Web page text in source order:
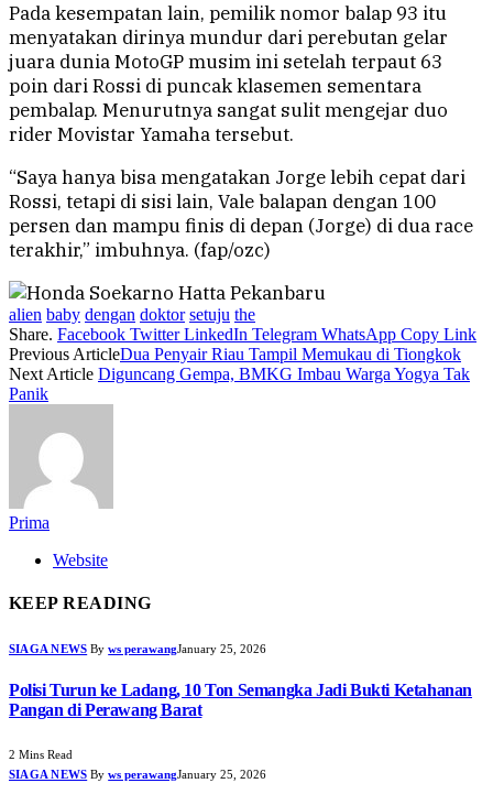
Pada kesempatan lain, pemilik nomor balap 93 itu
menyatakan dirinya mundur dari perebutan gelar
juara dunia MotoGP musim ini setelah terpaut 63
poin dari Rossi di puncak klasemen sementara
pembalap. Menurutnya sangat sulit mengejar duo
rider Movistar Yamaha tersebut.
“Saya hanya bisa mengatakan Jorge lebih cepat dari
Rossi, tetapi di sisi lain, Vale balapan dengan 100
persen dan mampu finis di depan (Jorge) di dua race
terakhir,” imbuhnya. (fap/ozc)
alien baby dengan doktor setuju the
Share. Facebook Twitter LinkedIn Telegram WhatsApp Copy Link
Previous ArticleDua Penyair Riau Tampil Memukau di Tiongkok
Next Article Diguncang Gempa, BMKG Imbau Warga Yogya Tak
Panik
Prima
Website
KEEP READING
SIAGA NEWS By ws perawangJanuary 25, 2026
Polisi Turun ke Ladang, 10 Ton Semangka Jadi Bukti Ketahanan
Pangan di Perawang Barat
2 Mins Read
SIAGA NEWS By ws perawangJanuary 25, 2026